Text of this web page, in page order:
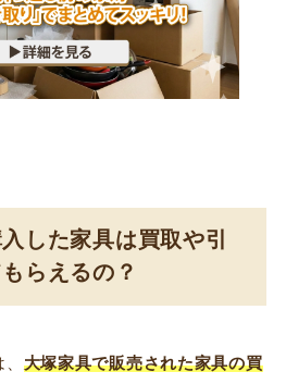
した家具は買取や引
らえるの？
大塚家具で販売された家具の買